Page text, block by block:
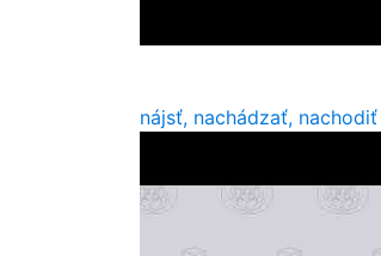
nájsť, nachádzať, nachodiť